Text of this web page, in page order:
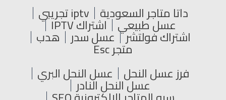
داتا متاجر السعودية iptv تجريبي
عسل طبيعي اشتراك IPTV
اشتراك فولتشر عسل سدر هدب
متجر Esc
فرز عسل النحل عسل النحل البري
عسل النحل النادر